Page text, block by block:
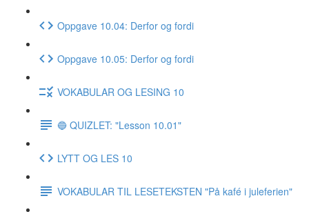
Oppgave 10.04: Derfor og fordi
Oppgave 10.05: Derfor og fordi
VOKABULAR OG LESING 10
🔵 QUIZLET: "Lesson 10.01"
LYTT OG LES 10
VOKABULAR TIL LESETEKSTEN "På kafé i juleferien"